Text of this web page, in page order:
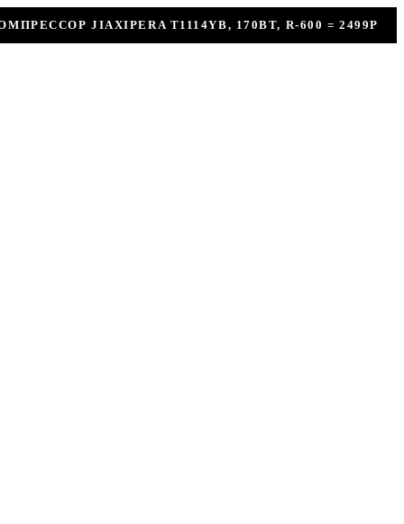
170ВТ, R-600 = 2499Р КОНДИЦИОНЕР